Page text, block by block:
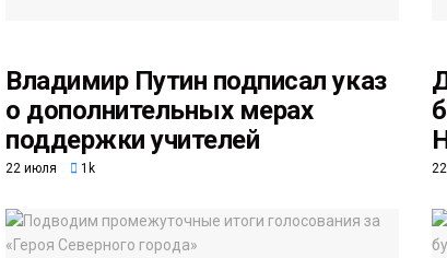
Владимир Путин подписал указ
о дополнительных мерах
поддержки учителей
22 июля 1k